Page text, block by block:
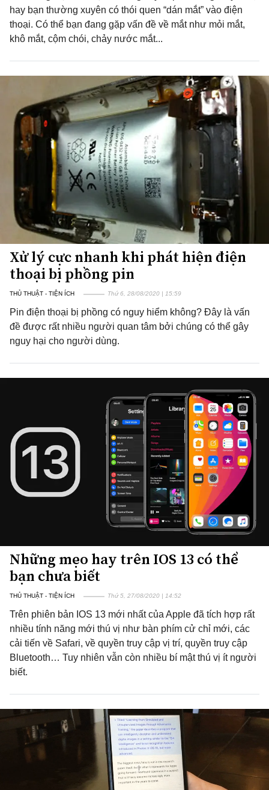
hay bạn thường xuyên có thói quen “dán mắt” vào điện
thoại. Có thể bạn đang gặp vấn đề về mắt như mỏi mắt,
khô mắt, cộm chói, chảy nước mắt...
Xử lý cực nhanh khi phát hiện điện
thoại bị phồng pin
THỦ THUẬT - TIỆN ÍCH Thứ 6, 28/08/2020 | 15:59
Pin điện thoại bị phồng có nguy hiểm không? Đây là vấn
đề được rất nhiều người quan tâm bởi chúng có thể gây
nguy hại cho người dùng.
Những mẹo hay trên IOS 13 có thể
bạn chưa biết
THỦ THUẬT - TIỆN ÍCH Thứ 5, 27/08/2020 | 14:52
Trên phiên bản IOS 13 mới nhất của Apple đã tích hợp rất
nhiều tính năng mới thú vị như bàn phím cử chỉ mới, các
cải tiến về Safari, về quyền truy cập vị trí, quyền truy cập
Bluetooth… Tuy nhiên vẫn còn nhiều bí mật thú vị ít người
biết.